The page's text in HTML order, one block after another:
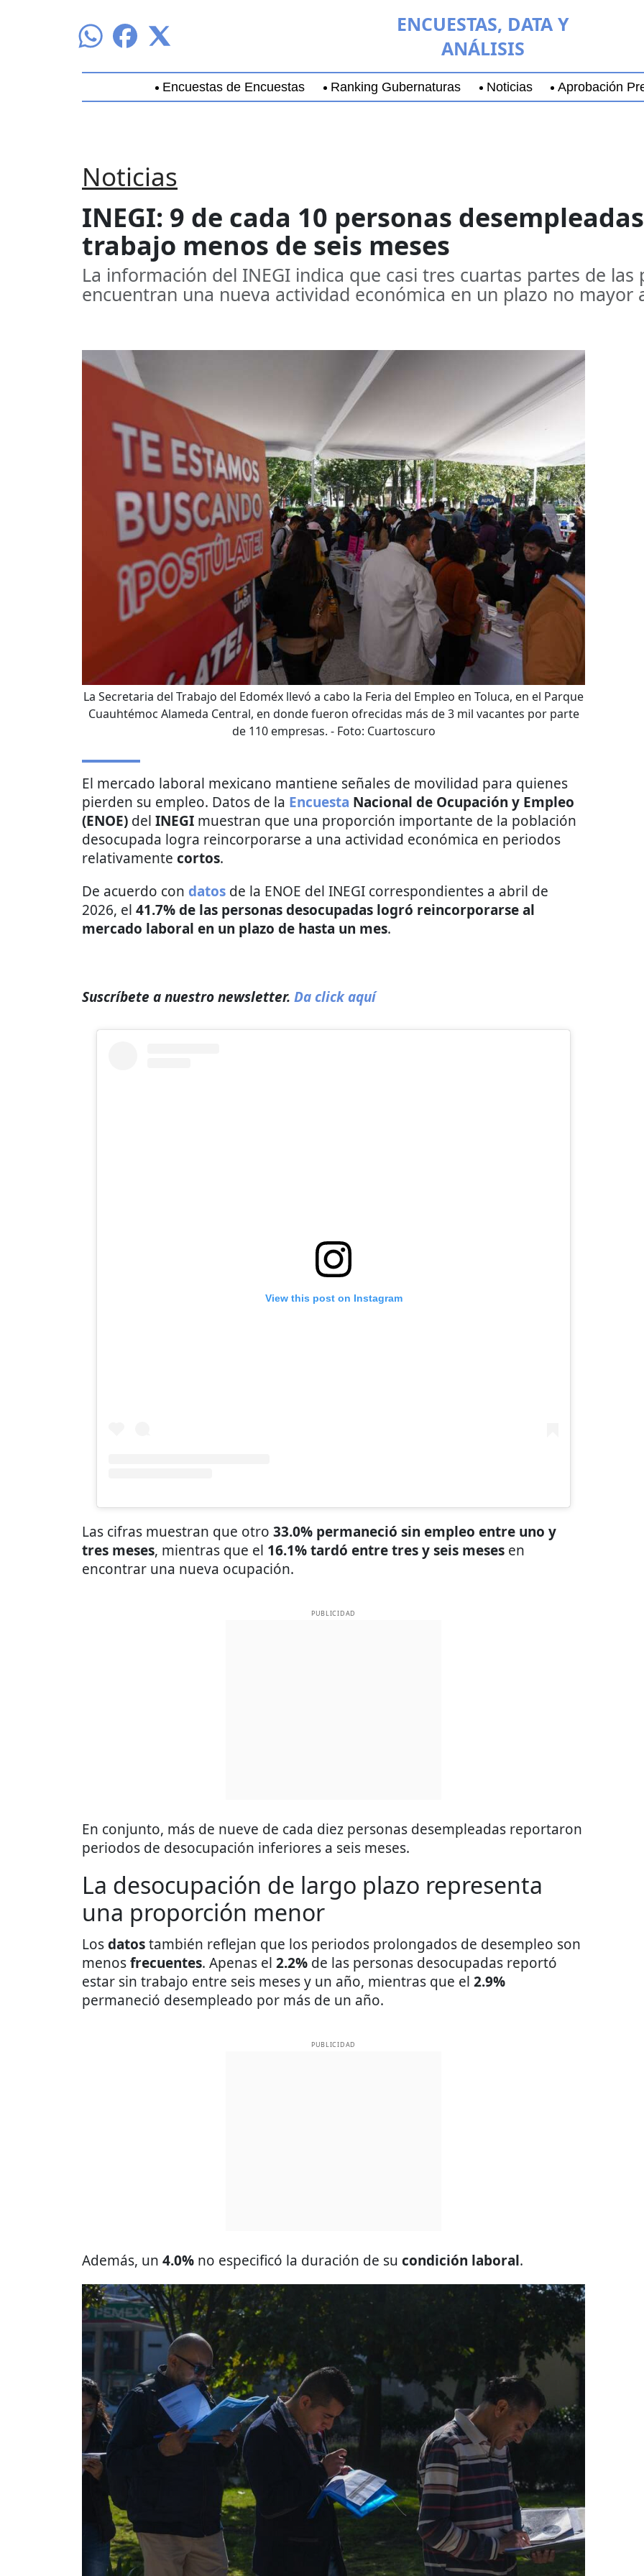
ENCUESTAS, DATA Y
ANÁLISIS
Encuestas de Encuestas Ranking Gubernaturas Noticias Aprobación
Noticias
INEGI: 9 de cada 10 personas
trabajo menos de seis meses
La información del INEGI indica que casi tres cuartas partes de las
encuentran una nueva actividad económica en un plazo no mayor
La Secretaria del Trabajo del Edoméx llevó a cabo la Feria del Empleo en Toluca, en el Parque
Cuauhtémoc Alameda Central, en donde fueron ofrecidas más de 3 mil vacantes por parte
de 110 empresas. - Foto: Cuartoscuro
El mercado laboral mexicano mantiene señales de movilidad para quienes
pierden su empleo. Datos de la Encuesta Nacional de Ocupación y Empleo
(ENOE) del INEGI muestran que una proporción importante de la población
desocupada logra reincorporarse a una actividad económica en periodos
relativamente cortos.
De acuerdo con datos de la ENOE del INEGI correspondientes a abril de
2026, el 41.7% de las personas desocupadas logró reincorporarse al
mercado laboral en un plazo de hasta un mes.
Suscríbete a nuestro newsletter. Da click aquí
View this post on Instagram
Las cifras muestran que otro 33.0% permaneció sin empleo entre uno y
tres meses, mientras que el 16.1% tardó entre tres y seis meses en
encontrar una nueva ocupación.
PUBLICIDAD
En conjunto, más de nueve de cada diez personas desempleadas reportaron
periodos de desocupación inferiores a seis meses.
La desocupación de largo plazo representa
una proporción menor
Losdatostambién reflejan que los periodos prolongados de desempleo son
menosfrecuentes. Apenas el 2.2% de las personas desocupadas reportó
estar sin trabajo entre seis meses y un año, mientras que el 2.9%
permaneció desempleado por más de un año.
PUBLICIDAD
Además, un 4.0% no especificó la duración de su condición laboral.